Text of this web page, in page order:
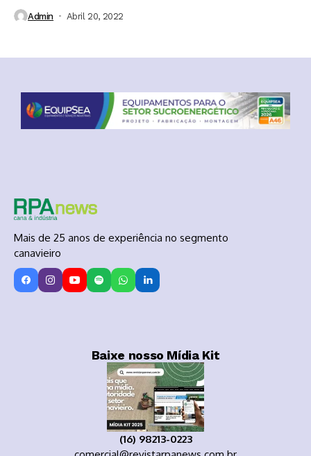
Admin Abril 20, 2022
Mais de 25 anos de experiência no segmento
canavieiro
Baixe nosso Mídia Kit
(16) 98213-0223